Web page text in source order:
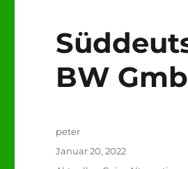
BW
Autor
peter
Veröffentlicht
am
Januar 20, 2022